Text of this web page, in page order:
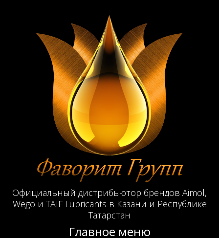
Официальный дистрибьютор брендов Aimol,
Wego и TAIF Lubricants в Казани и Республике
Татарстан
Главное меню